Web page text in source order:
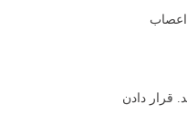
اعصاب
قرار دادن